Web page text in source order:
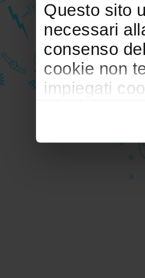
Questo sito
necessari
consenso
cookie non
impiegati
durante la
Per
durante la
privacy sui
Chiudendo
senza